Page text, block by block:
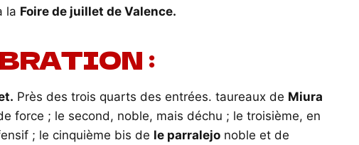
la Foire de juillet de Valence.
:
Près des trois quarts des entrées. taureaux de Miura
force ; le second, noble, mais déchu ; le troisième, en
; le cinquième bis de le parralejo noble et de